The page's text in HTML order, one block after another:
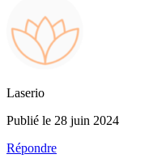
Laserio
Publié le 28 juin 2024
Répondre